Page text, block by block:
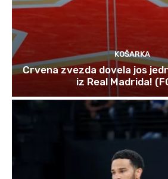
KOŠARKA
Crvena zvezda dovela jos
iz Real Madrida!